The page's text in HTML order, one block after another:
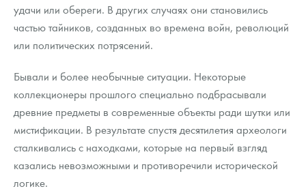
удачи или обереги. В других случаях они становились
частью тайников, созданных во времена войн, революций
или политических потрясений.
Бывали и более необычные ситуации. Некоторые
коллекционеры прошлого специально подбрасывали
древние предметы в современные объекты ради шутки или
мистификации. В результате спустя десятилетия археологи
сталкивались с находками, которые на первый взгляд
казались невозможными и противоречили исторической
логике.